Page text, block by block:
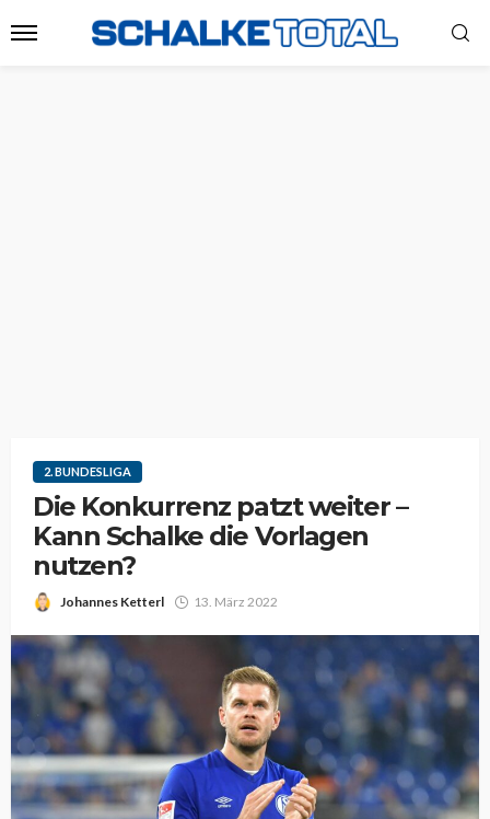
2. BUNDESLIGA
Die Konkurrenz patzt weiter –
Kann Schalke die Vorlagen
nutzen?
Johannes Ketterl 13. März 2022